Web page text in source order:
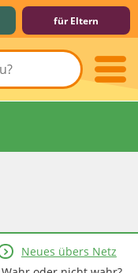
für Eltern
Neues übers Netz